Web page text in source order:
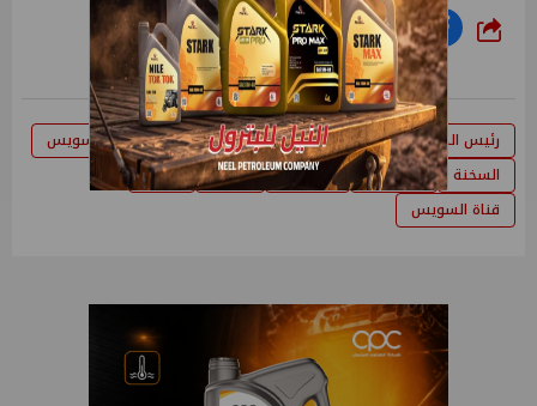
شارك
رئيس المنطقة الاقتصادية لقناة السويس
اقتصادية قناة السويس
السخنة
السويس الاقتصاد تصدير
توقيع
قناة السويس